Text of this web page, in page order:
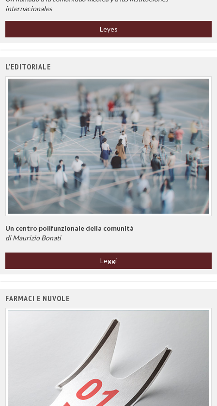
internacionales
Leyes
L'EDITORIALE
Un centro polifunzionale della comunità
di Maurizio Bonati
Leggi
FARMACI E NUVOLE